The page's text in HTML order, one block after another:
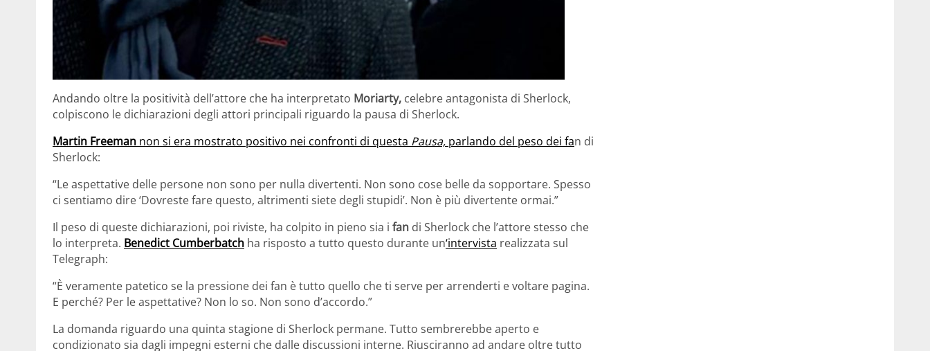
Andando oltre la positività dell’attore che ha interpretato Moriarty, celebre antagonista di Sherlock,
colpiscono le dichiarazioni degli attori principali riguardo la pausa di Sherlock.
Martin Freeman non si era mostrato positivo nei confronti di questa Pausa, parlando del peso dei fan di
Sherlock:
“Le aspettative delle persone non sono per nulla divertenti. Non sono cose belle da sopportare. Spesso
ci sentiamo dire ‘Dovreste fare questo, altrimenti siete degli stupidi’. Non è più divertente ormai.”
Il peso di queste dichiarazioni, poi riviste, ha colpito in pieno sia i fan di Sherlock che l’attore stesso che
lo interpreta. Benedict Cumberbatch ha risposto a tutto questo durante un‘intervista realizzata sul
Telegraph:
“È veramente patetico se la pressione dei fan è tutto quello che ti serve per arrenderti e voltare pagina.
E perché? Per le aspettative? Non lo so. Non sono d’accordo.”
La domanda riguardo una quinta stagione di Sherlock permane. Tutto sembrerebbe aperto e
condizionato sia dagli impegni esterni che dalle discussioni interne. Riusciranno ad andare oltre tutto